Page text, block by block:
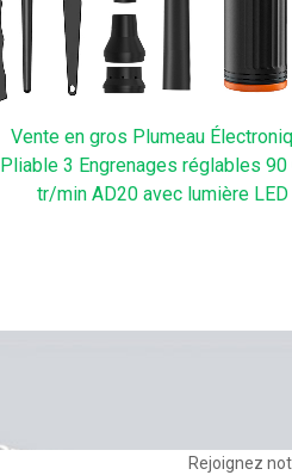
Vente en gros Plumeau
Pliable 3 Engrenages réglables 90
tr/min AD20 avec lumière LED
Rejoignez